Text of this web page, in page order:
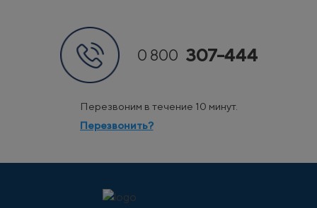
0 800 307-444
Перезвоним в течение 10 минут.
Перезвонить?